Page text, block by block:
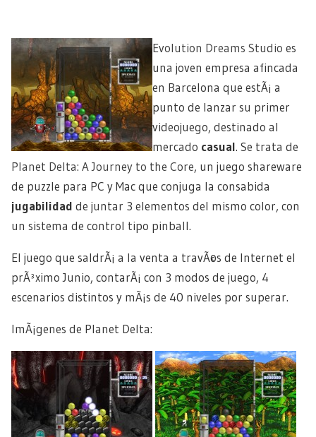
Evolution Dreams Studio es
una joven empresa afincada
en Barcelona que estÃ¡ a
punto de lanzar su primer
videojuego, destinado al
mercado casual. Se trata de
Planet Delta: A Journey to the Core, un juego shareware
de puzzle para PC y Mac que conjuga la consabida
jugabilidad de juntar 3 elementos del mismo color, con
un sistema de control tipo pinball.
El juego que saldrÃ¡ a la venta a travÃ©s de Internet el
prÃ³ximo Junio, contarÃ¡ con 3 modos de juego, 4
escenarios distintos y mÃ¡s de 40 niveles por superar.
ImÃ¡genes de Planet Delta: